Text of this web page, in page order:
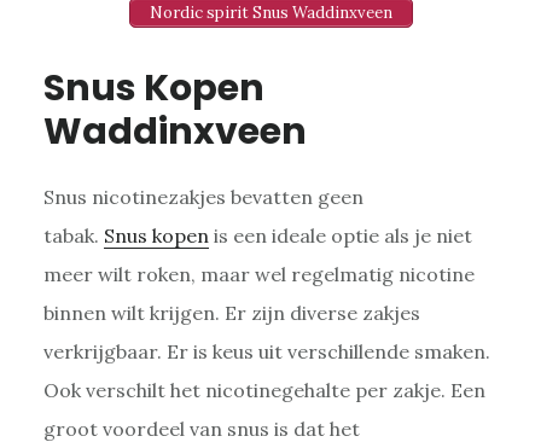
Nordic spirit Snus Waddinxveen
Snus Kopen
Waddinxveen
Snus nicotinezakjes bevatten geen
tabak. Snus kopen is een ideale optie als je niet
meer wilt roken, maar wel regelmatig nicotine
binnen wilt krijgen. Er zijn diverse zakjes
verkrijgbaar. Er is keus uit verschillende smaken.
Ook verschilt het nicotinegehalte per zakje. Een
groot voordeel van snus is dat het